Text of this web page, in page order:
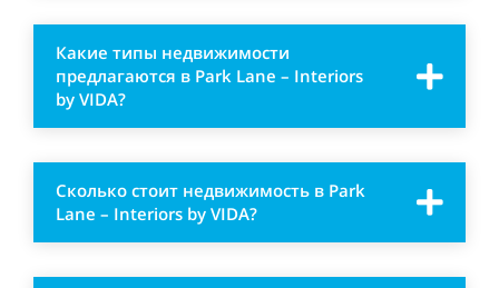
Какие типы недвижимости
предлагаются в Park Lane – Interiors
by VIDA?
Сколько стоит недвижимость в Park
Lane – Interiors by VIDA?